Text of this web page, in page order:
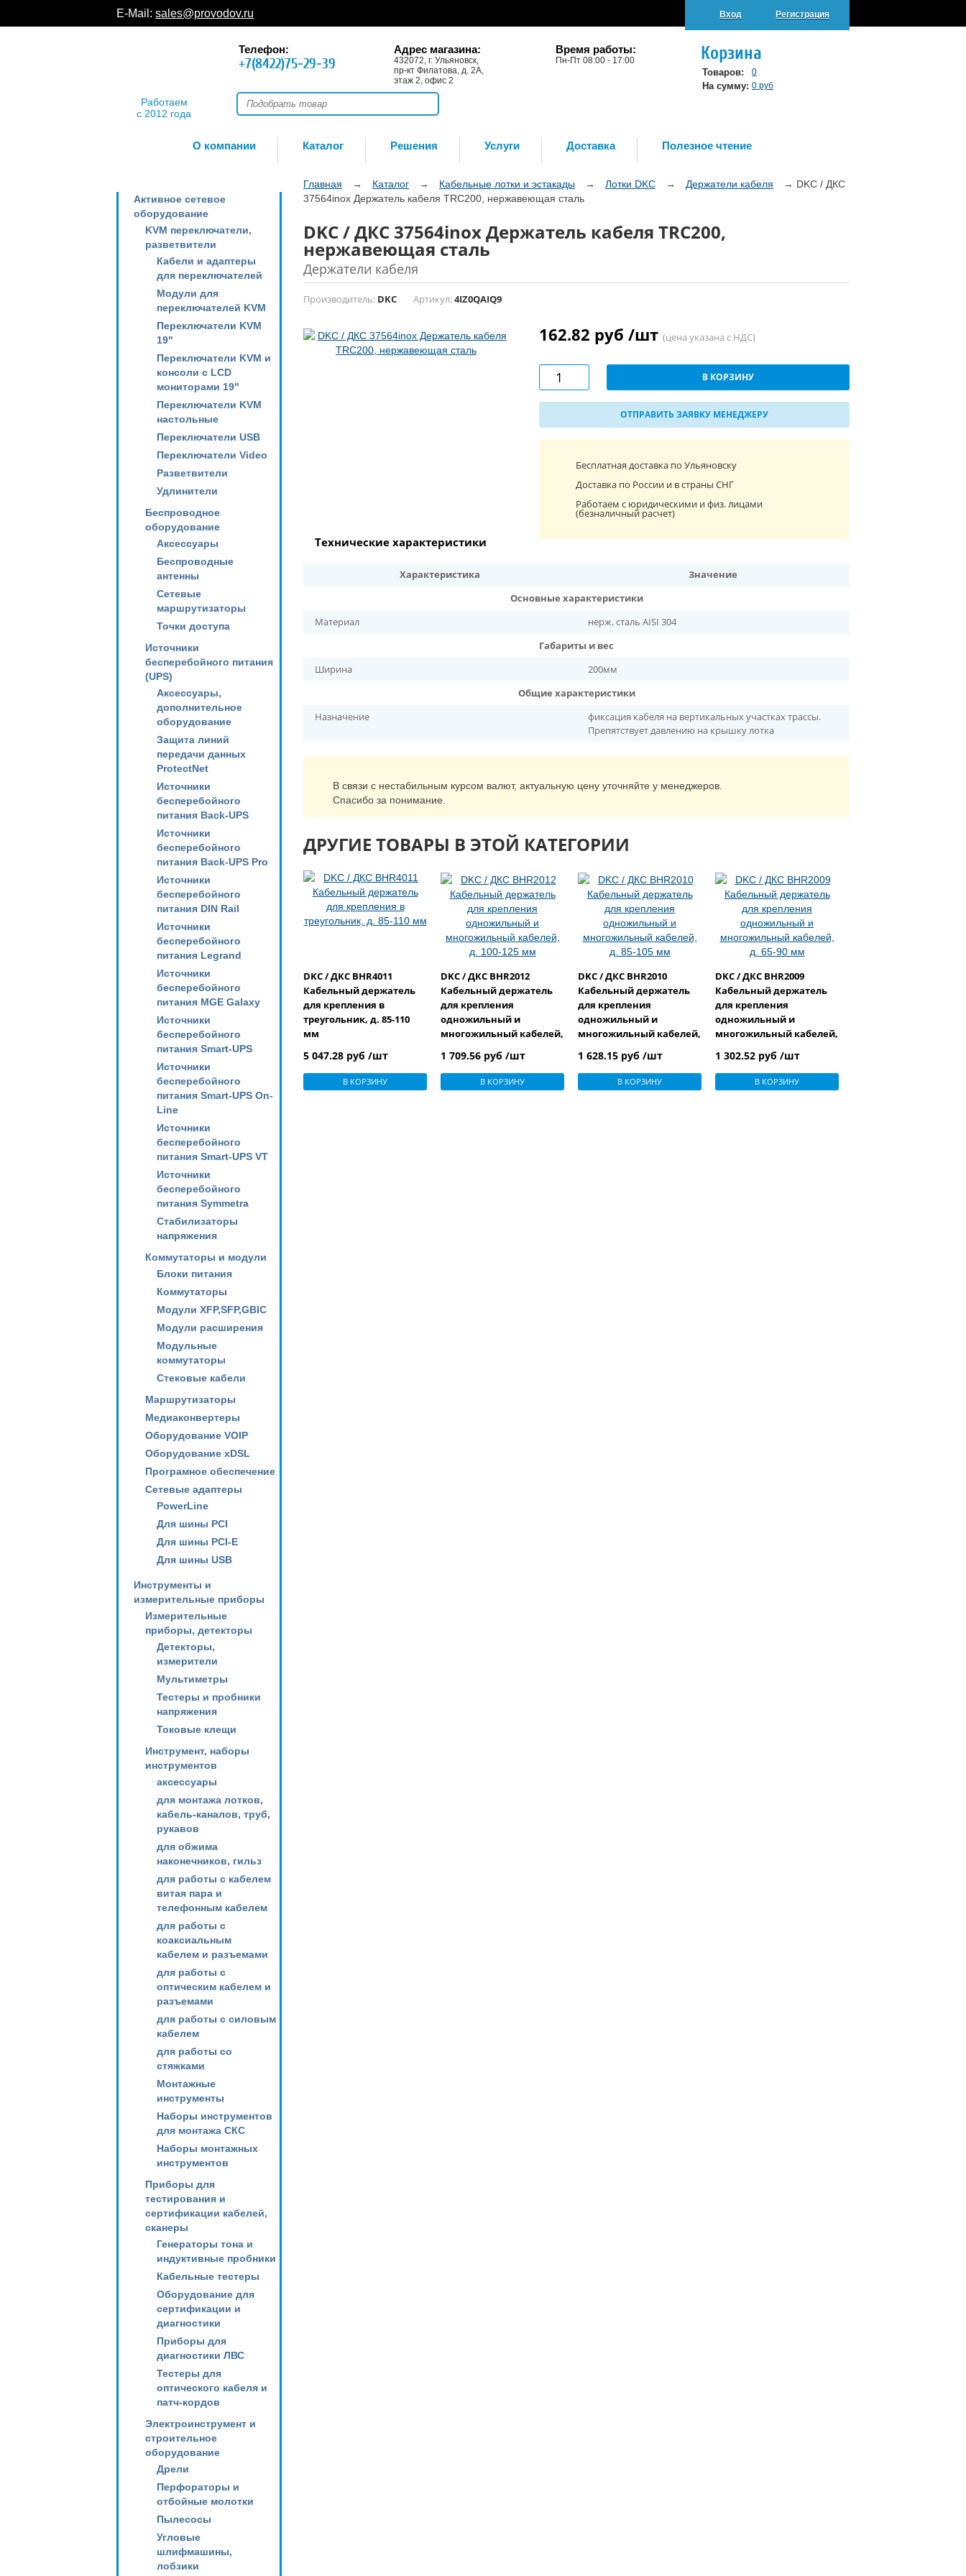
E-Mail: sales@provodov.ru Вход Регистрация
Работаем
с 2012 года
Телефон:
+7(8422)75-29-39
Адрес магазина:
432072, г. Ульяновск,
пр-кт Филатова, д. 2А,
этаж 2, офис 2
Время работы:
Пн-Пт 08:00 - 17:00 Корзина
Товаров: 0
На сумму: 0 руб
О компании Каталог Решения Услуги Доставка Полезное чтение
Активное сетевое
оборудование
KVM переключатели,
разветвители
Кабели и адаптеры
для переключателей
Модули для
переключателей KVM
Переключатели KVM
19"
Переключатели KVM и
консоли с LCD
мониторами 19"
Переключатели KVM
настольные
Переключатели USB
Переключатели Video
Разветвители
Удлинители
Беспроводное
оборудование
Аксессуары
Беспроводные
антенны
Сетевые
маршрутизаторы
Точки доступа
Источники
бесперебойного питания
(UPS)
Аксессуары,
дополнительное
оборудование
Защита линий
передачи данных
ProtectNet
Источники
бесперебойного
питания Back-UPS
Источники
бесперебойного
питания Back-UPS Pro
Источники
бесперебойного
питания DIN Rail
Источники
бесперебойного
питания Legrand
Источники
бесперебойного
питания MGE Galaxy
Источники
бесперебойного
питания Smart-UPS
Источники
бесперебойного
питания Smart-UPS On-
Line
Источники
бесперебойного
питания Smart-UPS VT
Источники
бесперебойного
питания Symmetra
Стабилизаторы
напряжения
Коммутаторы и модули
Блоки питания
Коммутаторы
Модули XFP,SFP,GBIC
Модули расширения
Модульные
коммутаторы
Стековые кабели
Маршрутизаторы
Медиаконвертеры
Оборудование VOIP
Оборудование xDSL
Програмное обеспечение
Сетевые адаптеры
PowerLine
Для шины PCI
Для шины PCI-E
Для шины USB
Инструменты и
измерительные приборы
Измерительные
приборы, детекторы
Детекторы,
измерители
Мультиметры
Тестеры и пробники
напряжения
Токовые клещи
Инструмент, наборы
инструментов
аксессуары
для монтажа лотков,
кабель-каналов, труб,
рукавов
для обжима
наконечников, гильз
для работы с кабелем
витая пара и
телефонным кабелем
для работы с
коаксиальным
кабелем и разъемами
для работы с
оптическим кабелем и
разъемами
для работы с силовым
кабелем
для работы со
стяжками
Монтажные
инструменты
Наборы инструментов
для монтажа СКС
Наборы монтажных
инструментов
Приборы для
тестирования и
сертификации кабелей,
сканеры
Генераторы тона и
индуктивные пробники
Кабельные тестеры
Оборудование для
сертификации и
диагностики
Приборы для
диагностики ЛВС
Тестеры для
оптического кабеля и
патч-кордов
Электроинструмент и
строительное
оборудование
Дрели
Перфораторы и
отбойные молотки
Пылесосы
Угловые
шлифмашины,
лобзики
Главная → Каталог → Кабельные лотки и эстакады → Лотки DKC → Держатели кабеля → DKC / ДКС
37564inox Держатель кабеля TRC200, нержавеющая сталь
DKC / ДКС 37564inox Держатель кабеля TRC200,
нержавеющая сталь
Держатели кабеля
Производитель: DKC Артикул:4IZ0QAIQ9
162.82 руб /шт (цена указана с НДС)
В КОРЗИНУ
ОТПРАВИТЬ ЗАЯВКУ МЕНЕДЖЕРУ
Бесплатная доставка по Ульяновску
Доставка по России и в страны СНГ
Работаем с юридическими и физ. лицами
(безналичный расчет)
Технические характеристики
Характеристика
Значение
Основные характеристики
Материал
нерж. сталь AISI 304
Габариты и вес
Ширина
200мм
Общие характеристики
Назначение
фиксация кабеля на вертикальных участках трассы.
Препятствует давлению на крышку лотка
В связи с нестабильным курсом валют, актуальную цену уточняйте у менеджеров.
Спасибо за понимание.
ДРУГИЕ ТОВАРЫ В ЭТОЙ КАТЕГОРИИ
DKC / ДКС BHR4011
Кабельный держатель
для крепления в
треугольник, д. 85-110
мм
5 047.28 руб /шт
В КОРЗИНУ
DKC / ДКС BHR2012
Кабельный держатель
для крепления
одножильный и
многожильный кабелей,
1 709.56 руб /шт
В КОРЗИНУ
DKC / ДКС BHR2010
Кабельный держатель
для крепления
одножильный и
многожильный кабелей,
1 628.15 руб /шт
В КОРЗИНУ
DKC / ДКС BHR2009
Кабельный держатель
для крепления
одножильный и
многожильный кабелей,
1 302.52 руб /шт
В КОРЗИНУ